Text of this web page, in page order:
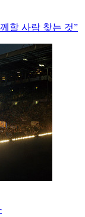
할 사람 찾는 것”